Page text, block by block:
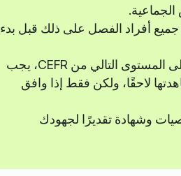
جميع أفراد الفصل على ذلك قبل بدء
في نهاية كل برنامج، ستخضع لامتحان نهائي (كتابي وشفهي). للانتقال إلى المستوى التالي من CEFR، يجب
لاحقًا، ولكن فقط إذا وافق
وشهادة تقديرًا لجهودك